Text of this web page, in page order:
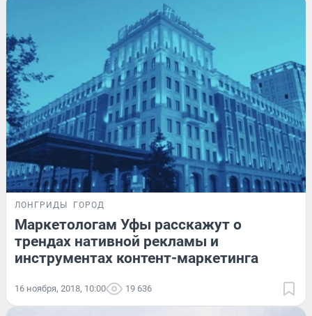
ЛОНГРИДЫ ГОРОД
Маркетологам Уфы расскажут о
трендах нативной рекламы и
инструментах контент-маркетинга
16 ноября, 2018, 10:00 19 636